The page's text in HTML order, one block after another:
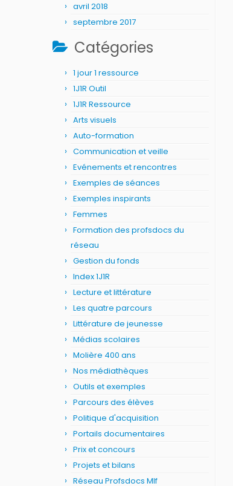
avril 2018
septembre 2017
Catégories
1 jour 1 ressource
1J1R Outil
1J1R Ressource
Arts visuels
Auto-formation
Communication et veille
Evénements et rencontres
Exemples de séances
Exemples inspirants
Femmes
Formation des profsdocs du
réseau
Gestion du fonds
Index 1J1R
Lecture et littérature
Les quatre parcours
Littérature de jeunesse
Médias scolaires
Molière 400 ans
Nos médiathèques
Outils et exemples
Parcours des élèves
Politique d'acquisition
Portails documentaires
Prix et concours
Projets et bilans
Réseau Profsdocs Mlf